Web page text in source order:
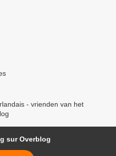
- vrienden van het
sur Overblog